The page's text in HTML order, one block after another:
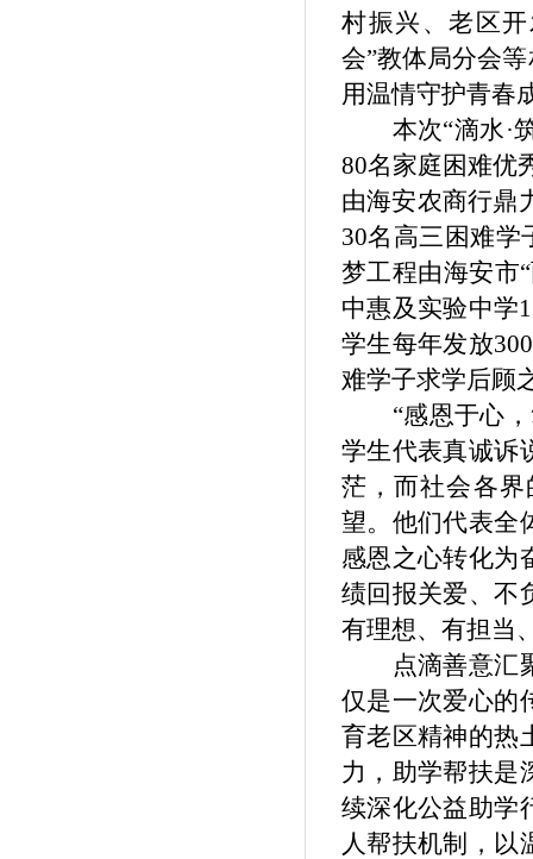
村振兴、老区
会”教体局分会
用温情守护青春
本次“滴水·
80名家庭困难优
由海安农商行鼎
30名高三困难学
梦工程由海安市
中惠及实验中学
学生每年发放
难学子求学后顾
“感恩于心
学生代表真诚诉
茫，而社会各
望。他们代表全
感恩之心转化为
绩回报关爱、不
有理想、有担当
点滴善意汇
仅是一次爱心的
育老区精神的热
力，助学帮扶是
续深化公益助学
人帮扶机制，以